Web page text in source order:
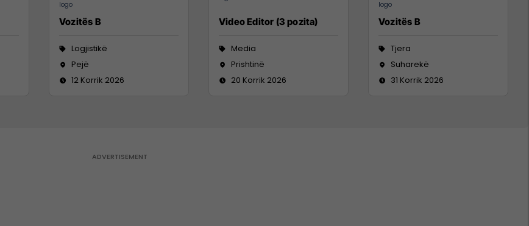
Vozitës B
Logjistikë
Pejë
12 Korrik 2026
Video Editor (3 pozita)
Media
Prishtinë
20 Korrik 2026
Vozitës B
Tjera
Suharekë
31 Korrik 2026